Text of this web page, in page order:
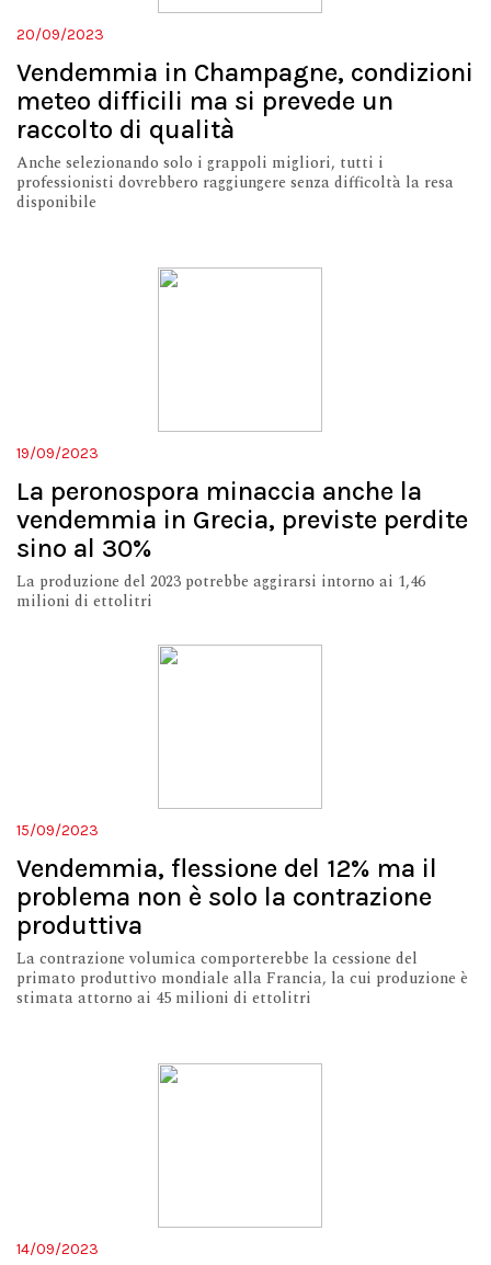
20/09/2023
Vendemmia in Champagne, condizioni
meteo difficili ma si prevede un
raccolto di qualità
Anche selezionando solo i grappoli migliori, tutti i
professionisti dovrebbero raggiungere senza difficoltà la resa
disponibile
19/09/2023
La peronospora minaccia anche la
vendemmia in Grecia, previste perdite
sino al 30%
La produzione del 2023 potrebbe aggirarsi intorno ai 1,46
milioni di ettolitri
15/09/2023
Vendemmia, flessione del 12% ma il
problema non è solo la contrazione
produttiva
La contrazione volumica comporterebbe la cessione del
primato produttivo mondiale alla Francia, la cui produzione è
stimata attorno ai 45 milioni di ettolitri
14/09/2023